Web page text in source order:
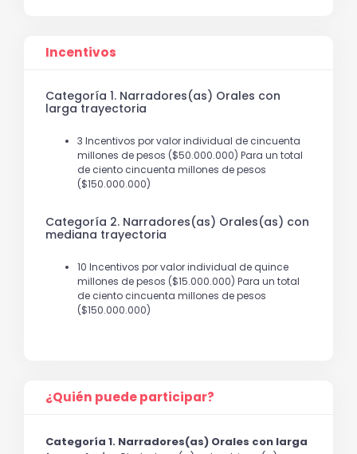
Incentivos
Categoría 1. Narradores(as) Orales con
larga trayectoria
3 Incentivos por valor individual de cincuenta
millones de pesos ($50.000.000) Para un total
de ciento cincuenta millones de pesos
($150.000.000)
Categoría 2. Narradores(as) Orales(as) con
mediana trayectoria
10 Incentivos por valor individual de quince
millones de pesos ($15.000.000) Para un total
de ciento cincuenta millones de pesos
($150.000.000)
¿Quién puede participar?
Categoría 1. Narradores(as) Orales con larga